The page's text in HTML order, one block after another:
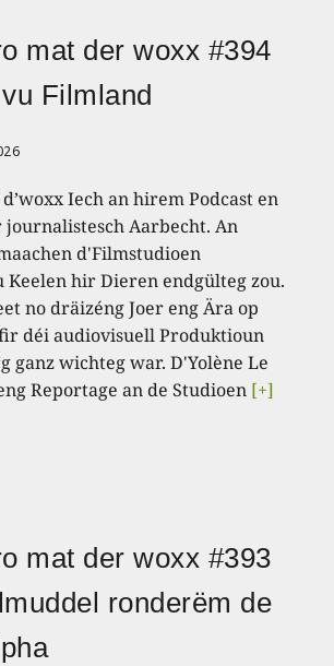
mat der woxx #394
Filmland
Iech an hirem Podcast en
Aarbecht. An
d'Filmstudioen
Keelen hir Dieren endgülteg zou.
no dräizéng Joer eng Ära op
déi audiovisuell Produktioun
ganz wichteg war. D'Yolène Le
Reportage an de Studioen [+]
mat der woxx #393
ronderëm de